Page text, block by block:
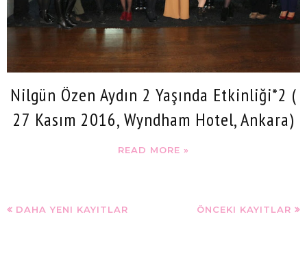
Nilgün Özen Aydın 2 Yaşında Etkinliği*2 (
27 Kasım 2016, Wyndham Hotel, Ankara)
READ MORE »
DAHA YENI KAYITLAR ÖNCEKI KAYITLAR